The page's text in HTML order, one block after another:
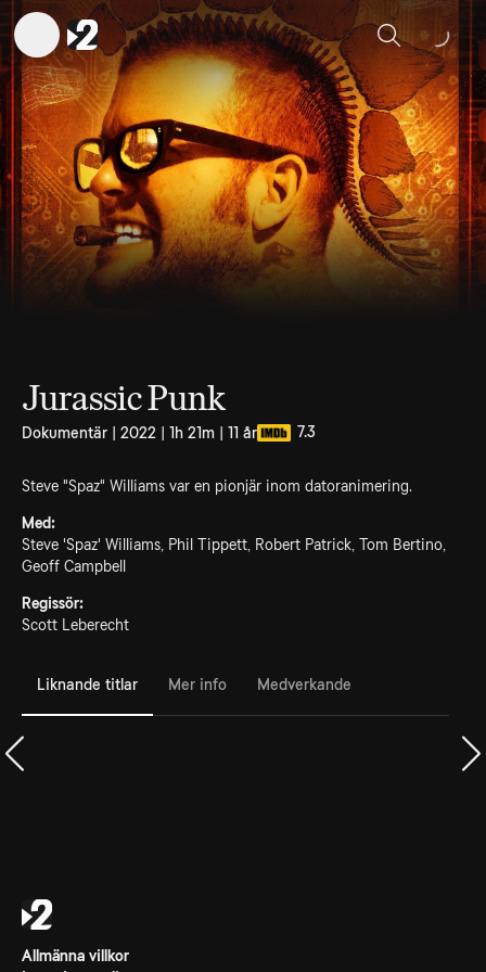
Sök
Jurassic Punk
Dokumentär | 2022 | 1h 21m | 11 år 7.3
Steve "Spaz" Williams var en pionjär inom datoranimering.
Med:
Steve 'Spaz' Williams, Phil Tippett, Robert Patrick, Tom Bertino,
Geoff Campbell
Regissör:
Scott Leberecht
Liknande titlar Mer info Medverkande
Allmänna villkor